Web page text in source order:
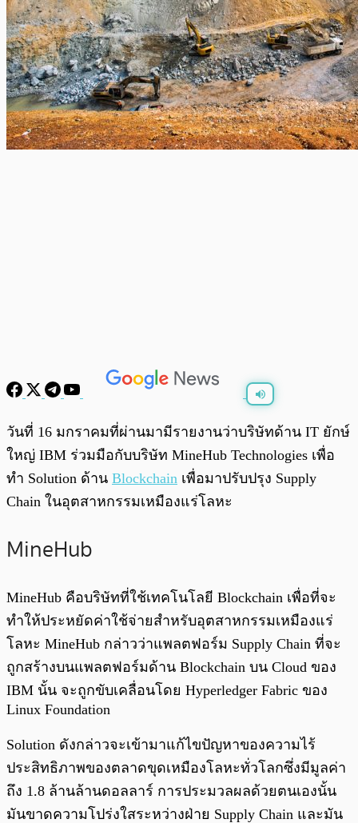
0:00
วันที่ 16 มกราคมที่ผ่านมามีรายงานว่าบริษัทด้าน IT ยักษ์
ใหญ่ IBM ร่วมมือกับบริษัท MineHub Technologies เพื่อ
ทำ Solution ด้าน Blockchain เพื่อมาปรับปรุง Supply
Chain ในอุตสาหกรรมเหมืองแร่โลหะ
MineHub
MineHub คือบริษัทที่ใช้เทคโนโลยี Blockchain เพื่อที่จะ
ทำให้ประหยัดค่าใช้จ่ายสำหรับอุตสาหกรรมเหมืองแร่
โลหะ MineHub กล่าวว่าแพลตฟอร์ม Supply Chain ที่จะ
ถูกสร้างบนแพลตฟอร์มด้าน Blockchain บน Cloud ของ
IBM นั้น จะถูกขับเคลื่อนโดย Hyperledger Fabric ของ
Linux Foundation
Solution ดังกล่าวจะเข้ามาแก้ไขปัญหาของความไร้
ประสิทธิภาพของตลาดขุดเหมืองโลหะทั่วโลกซึ่งมีมูลค่า
ถึง 1.8 ล้านล้านดอลลาร์ การประมวลผลด้วยตนเองนั้น
มันขาดความโปร่งใสระหว่างฝ่าย Supply Chain และมัน